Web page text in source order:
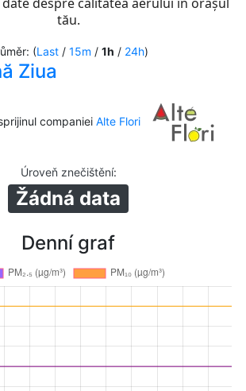
tău.
(Last/ 15m / 1h / 24h)
Ziua
companiei Alte Flori
Úroveň znečištění:
Žádná data
Denní graf